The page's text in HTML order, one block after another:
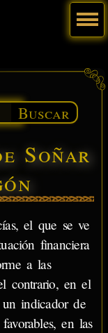
Buscar
Soñar
el que se ve
financiera
a las
contrario, en el
indicador de
en las
Menú